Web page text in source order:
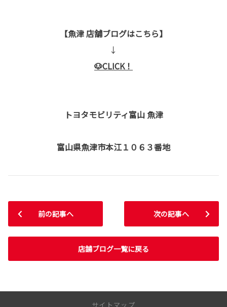
【魚津 店舗ブログはこちら】
↓
🐶CLICK！
トヨタモビリティ富山 魚津
富山県魚津市本江１０６３番地
前の記事へ
店舗ブログ一覧に戻る
次の記事へ
サイトマップ